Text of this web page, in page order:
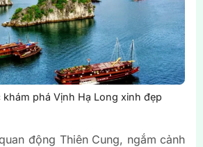
khám phá Vịnh Hạ Long xinh đẹp
động Thiên Cung, ngắm cảnh